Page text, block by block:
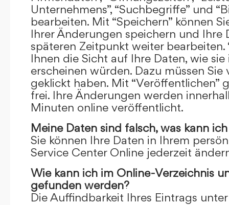
Unternehmens”, “Suchbegriffe” und
bearbeiten. Mit “Speichern” können
Ihrer Änderungen speichern und Ihre
späteren Zeitpunkt weiter bearbeiten.
Ihnen die Sicht auf Ihre Daten, wie
erscheinen würden. Dazu müssen Sie
geklickt haben. Mit “Veröffentlichen”
frei. Ihre Änderungen werden
Minuten online veröffentlicht.
Meine Daten sind falsch, was kann
Sie können Ihre Daten in Ihrem
Service Center Online jederzeit
Wie kann ich im Online-Verzeichnis
gefunden werden?
Die Auffindbarkeit Ihres Eintrags